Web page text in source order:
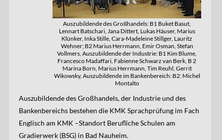
Auszubildende des Großhandels: B1 Buket Basut,
Lennart Batschari, Jana Dittert, Lukas Häuser, Marius
Klünker, Inka Stille, Cara-Madeleine Stillger, Lauritz
Wehner; B2 Marius Herrmann, Emir Osman, Stefan
Vollmers, Auszubildende der Industrie: B1 Kim Blume,
Francesco Madaffari, Fabienne Schwarz van Berk, B 2
Marina Born, Marius Herrmann, Tim Reuhl, Gerrit
Wikowsky, Auszubildende im Bankenbereich: B2: Michel
Montalto
Auszubildende des Großhandels, der Industrie und des
Bankenbereichs bestehen die KMK Sprachprüfung im Fach
Englisch am KMK –Standort Berufliche Schulen am
Gradierwerk (BSG) in Bad Nauheim.